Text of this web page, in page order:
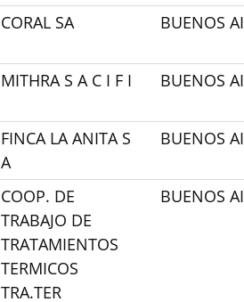
CORAL SA BUENOS
MITHRA S A C I F I BUENOS
FINCA LA ANITA S
A
BUENOS
COOP. DE
TRABAJO DE
TRATAMIENTOS
TERMICOS
TRA.TER
BUENOS